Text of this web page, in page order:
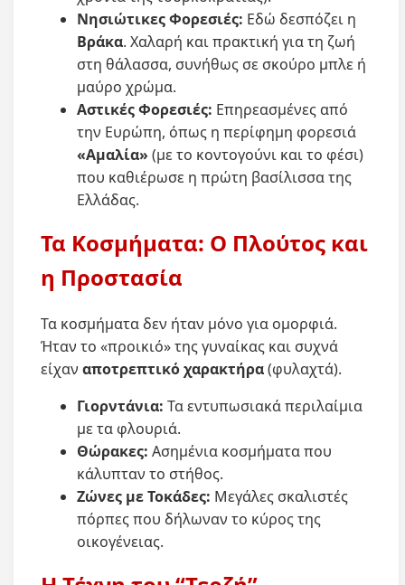
Νησιώτικες Φορεσιές: Εδώ δεσπόζει η
Βράκα. Χαλαρή και πρακτική για τη ζωή
στη θάλασσα, συνήθως σε σκούρο μπλε ή
μαύρο χρώμα.
Αστικές Φορεσιές: Επηρεασμένες από
την Ευρώπη, όπως η περίφημη φορεσιά
«Αμαλία» (με το κοντογούνι και το φέσι)
που καθιέρωσε η πρώτη βασίλισσα της
Ελλάδας.
Τα Κοσμήματα: Ο Πλούτος και
η Προστασία
Τα κοσμήματα δεν ήταν μόνο για ομορφιά.
Ήταν το «προικιό» της γυναίκας και συχνά
είχαν αποτρεπτικό χαρακτήρα(φυλαχτά).
Γιορντάνια: Τα εντυπωσιακά περιλαίμια
με τα φλουριά.
Θώρακες: Ασημένια κοσμήματα που
κάλυπταν το στήθος.
Ζώνες με Τοκάδες: Μεγάλες σκαλιστές
πόρπες που δήλωναν το κύρος της
οικογένειας.